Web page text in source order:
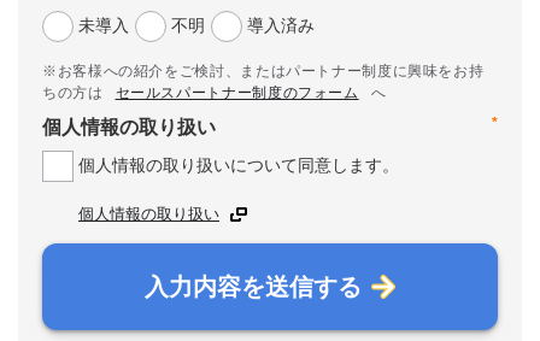
未導入
不明 導入済み
※お客様への紹介をご検討、またはパートナー制度に興味をお持
ちの方は
セールスパートナー制度のフォーム
へ
*
個人情報の取り扱い
個人情報の取り扱いについて同意します。
個人情報の取り扱い
入力内容を送信する